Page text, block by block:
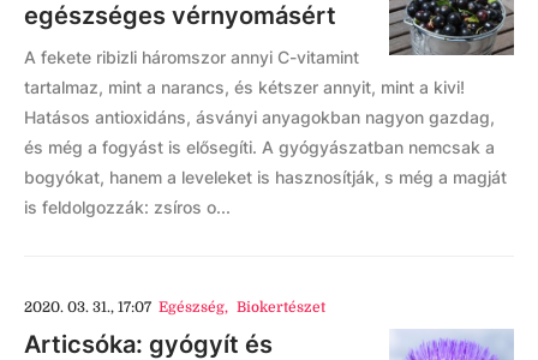
egészséges vérnyomásért
A fekete ribizli háromszor annyi C-vitamint
tartalmaz, mint a narancs, és kétszer annyit, mint a kivi!
Hatásos antioxidáns, ásványi anyagokban nagyon gazdag,
és még a fogyást is elősegíti. A gyógyászatban nemcsak a
bogyókat, hanem a leveleket is hasznosítják, s még a magját
is feldolgozzák: zsíros o...
2020. 03. 31., 17:07 Egészség, Biokertészet
Articsóka: gyógyít és